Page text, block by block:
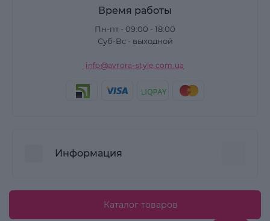
Время работы
Пн-пт - 09:00 - 18:00
Суб-Вс - выходной
info@avrora-style.com.ua
Информация
Пользовательское соглашение
Каталог товаров